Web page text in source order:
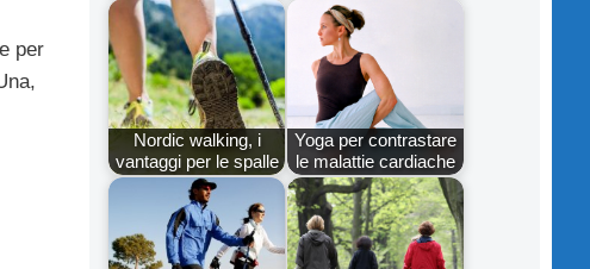
per
Nordic walking, i
vantaggi per le spalle
Yoga per contrastare
le malattie cardiache